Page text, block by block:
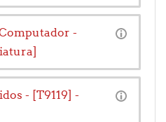
-
- [T9119] -